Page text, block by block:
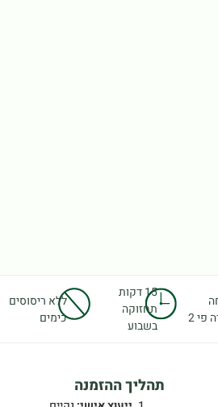
פי 2
15 דקות
תחזוקה
בשבוע
ללא ריסוסים
כימים
תהליך ההזמנה